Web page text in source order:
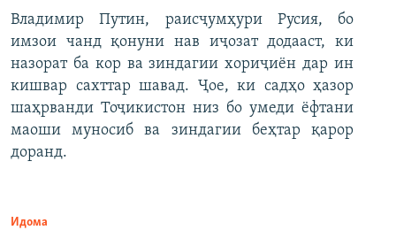
Владимир Путин, раисҷумҳури Русия, бо
имзои чанд қонуни нав иҷозат додааст, ки
назорат ба кор ва зиндагии хориҷиён дар ин
кишвар сахттар шавад. Ҷое, ки садҳо ҳазор
шаҳрванди Тоҷикистон низ бо умеди ёфтани
маоши муносиб ва зиндагии беҳтар қарор
доранд.
Идома